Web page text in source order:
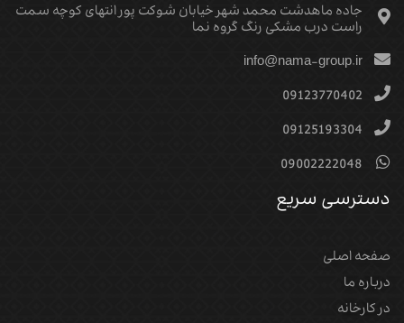
جاده ماهدشت محمد شهر خیابان شوکت پور انتهای کوچه سمت
راست درب مشکی رنگ گروه نما
info@nama-group.ir
09123770402
09125193304
09002222048
دسترسی سریع
صفحه اصلی
درباره ما
در کارخانه